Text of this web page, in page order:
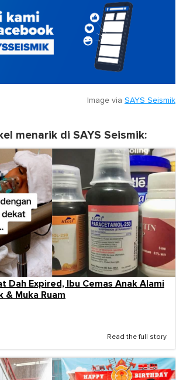
Image via SAYS Seismik
menarik di SAYS Seismik:
Dah Expired, Ibu Cemas Anak Alami
& Muka Ruam
Read the full story